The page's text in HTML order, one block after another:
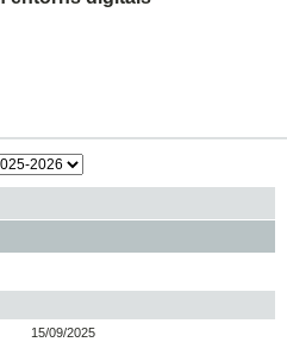
15/09/2025